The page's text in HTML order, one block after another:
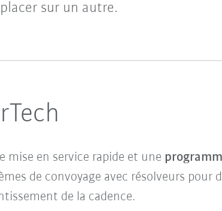
sur un autre.
mise en service rapide et une
de convoyage avec résolveurs pour
de la cadence.